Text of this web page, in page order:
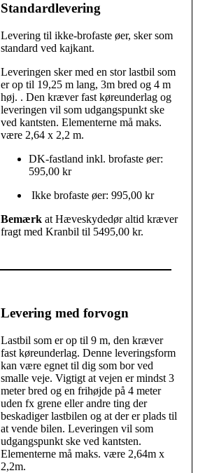
Standardlevering
Levering til ikke-brofaste øer, sker som
standard ved kajkant.
Leveringen sker med en stor lastbil som
er op til 19,25 m lang, 3m bred og 4 m
høj. . Den kræver fast køreunderlag og
leveringen vil som udgangspunkt ske
ved kantsten. Elementerne må maks.
være 2,64 x 2,2 m.
DK-fastland inkl. brofaste øer:
595,00 kr
Ikke brofaste øer: 995,00 kr
Bemærkat Hæveskydedør altid kræver
fragt med Kranbil til 5495,00 kr.
Levering med forvogn
Lastbil som er op til 9 m, den kræver
fast køreunderlag. Denne leveringsform
kan være egnet til dig som bor ved
smalle veje. Vigtigt at vejen er mindst 3
meter bred og en frihøjde på 4 meter
uden fx grene eller andre ting der
beskadiger lastbilen og at der er plads til
at vende bilen. Leveringen vil som
udgangspunkt ske ved kantsten.
Elementerne må maks. være 2,64m x
2,2m.